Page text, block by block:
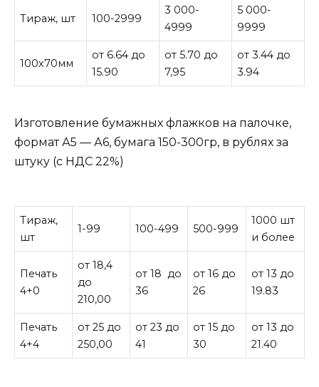
Тираж, шт 100-2999
3 000-
4999
5 000-
9999
100х70мм
от 6.64 до
15.90
от 5.70 до
7,95
от 3.44 до
3.94
Изготовление бумажных флажков на палочке,
формат А5 — А6, бумага 150-300гр, в рублях за
штуку (с НДС 22%)
Тираж,
шт
1-99 100-499 500-999
1000 шт
и более
Печать
4+0
от 18,4
до
210,00
от 18 до
36
от 16 до
26
от 13 до
19.83
Печать
4+4
от 25 до
250,00
от 23 до
41
от 15 до
30
от 13 до
21.40